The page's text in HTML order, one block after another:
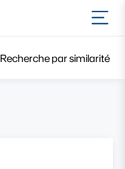
Recherche par similarité